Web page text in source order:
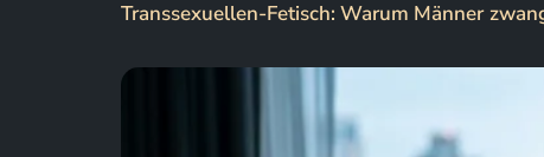
Transsexuellen-Fetisch: Warum Männer